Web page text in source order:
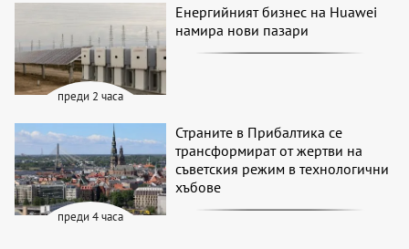
преди 2 часа
Енергийният бизнес на Huawei
намира нови пазари
преди 4 часа
Страните в Прибалтика се
трансформират от жертви на
съветския режим в технологични
хъбове